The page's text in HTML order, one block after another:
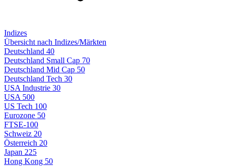
Indizes
Übersicht nach Indizes/Märkten
Deutschland 40
Deutschland Small Cap 70
Deutschland Mid Cap 50
Deutschland Tech 30
USA Industrie 30
USA 500
US Tech 100
Eurozone 50
FTSE-100
Schweiz 20
Österreich 20
Japan 225
Hong Kong 50